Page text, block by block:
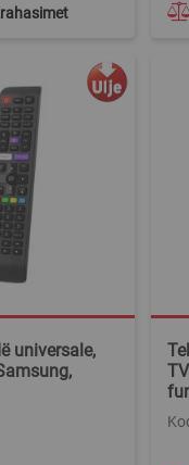
universale,